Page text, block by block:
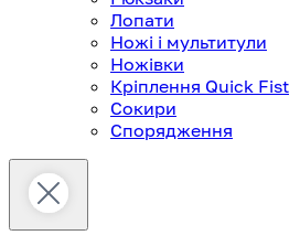
Лопати
Ножі і мультитули
Ножівки
Кріплення Quick Fist
Сокири
Спорядження